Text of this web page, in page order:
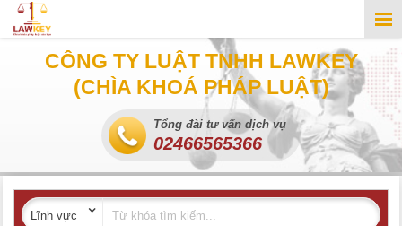
CÔNG TY LUẬT TNHH LAWKEY
(CHÌA KHOÁ PHÁP LUẬT)
Tổng đài tư vấn dịch vụ
02466565366